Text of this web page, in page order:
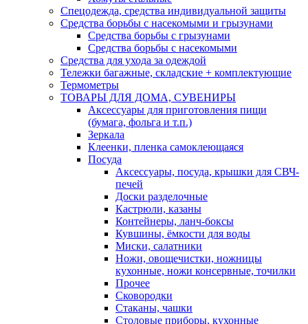
Спецодежда, средства индивидуальной защиты
Средства борьбы с насекомыми и грызунами
Средства борьбы с грызунами
Средства борьбы с насекомыми
Средства для ухода за одеждой
Тележки багажные, складские + комплектующие
Термометры
ТОВАРЫ ДЛЯ ДОМА, СУВЕНИРЫ
Аксессуары для приготовления пищи
(бумага, фольга и т.п.)
Зеркала
Клеенки, пленка самоклеющаяся
Посуда
Аксессуары, посуда, крышки для СВЧ-
печей
Доски разделочные
Кастрюли, казаны
Контейнеры, ланч-боксы
Кувшины, ёмкости для воды
Миски, салатники
Ножи, овощечистки, ножницы
кухонные, ножи консервные, точилки
Прочее
Сковородки
Стаканы, чашки
Столовые приборы, кухонные